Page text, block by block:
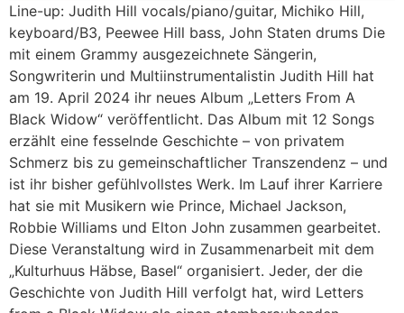
Line-up: Judith Hill vocals/piano/guitar, Michiko Hill,
keyboard/B3, Peewee Hill bass, John Staten drums Die
mit einem Grammy ausgezeichnete Sängerin,
Songwriterin und Multiinstrumentalistin Judith Hill hat
am 19. April 2024 ihr neues Album „Letters From A
Black Widow“ veröffentlicht. Das Album mit 12 Songs
erzählt eine fesselnde Geschichte – von privatem
Schmerz bis zu gemeinschaftlicher Transzendenz – und
ist ihr bisher gefühlvollstes Werk. Im Lauf ihrer Karriere
hat sie mit Musikern wie Prince, Michael Jackson,
Robbie Williams und Elton John zusammen gearbeitet.
Diese Veranstaltung wird in Zusammenarbeit mit dem
„Kulturhuus Häbse, Basel“ organisiert. Jeder, der die
Geschichte von Judith Hill verfolgt hat, wird Letters